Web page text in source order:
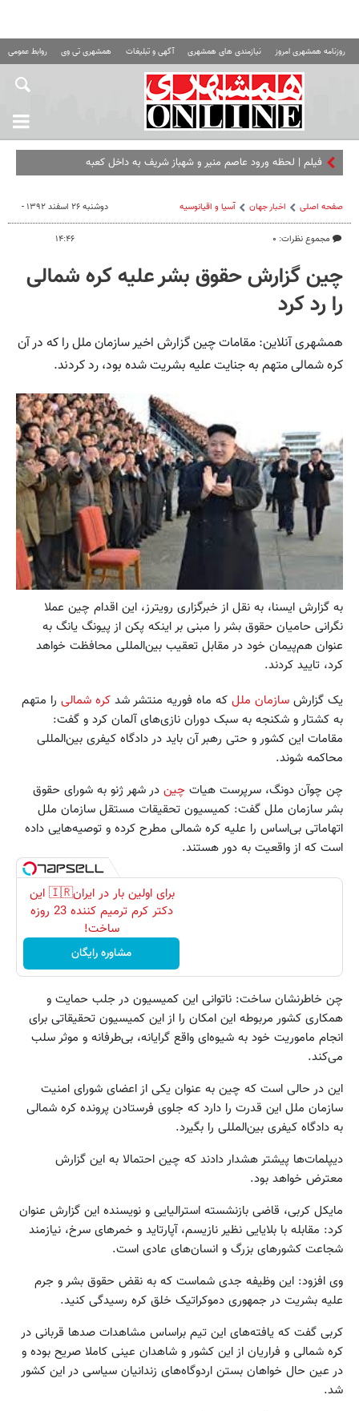
روزنامه همشهری امروز نیازمندی های همشهری آگهی و تبلیغات همشهری تی وی روابط عمومی
فیلم | لحظه ورود عاصم منیر و شهباز شریف به داخل کعبه
صفحه اصلی اخبار جهان آسیا و اقیانوسیه
مجموع نظرات: ۰
دوشنبه ۲۶ اسفند ۱۳۹۲ -
۱۴:۴۶
چین گزارش حقوق بشر علیه کره شمالی
را رد کرد
همشهری آنلاین: مقامات چین گزارش اخیر سازمان ملل را که در آن
کره شمالی متهم به جنایت علیه بشریت شده بود، رد کردند.
به گزارش ایسنا، به نقل از خبرگزاری رویترز، این اقدام چین عملا
نگرانی حامیان حقوق بشر را مبنی بر اینکه پکن از پیونگ یانگ به
عنوان هم‌پیمان خود در مقابل تعقیب بین‌المللی محافظت خواهد
کرد، تایید کردند.
یک گزارش سازمان ملل که ماه فوریه منتشر شد کره شمالی را متهم
به کشتار و شکنجه به سبک دوران نازی‌های آلمان کرد و گفت:
مقامات این کشور و حتی رهبر آن باید در دادگاه کیفری بین‌المللی
محاکمه شوند.
چن چوآن دونگ، سرپرست هیات چین در شهر ژنو به شورای حقوق
بشر سازمان ملل گفت: کمیسیون تحقیقات مستقل سازمان ملل
اتهاماتی بی‌اساس را علیه کره شمالی مطرح کرده و توصیه‌هایی داده
است که از واقعیت به دور هستند.
برای اولین بار در ایران🇮🇷 این
دکتر کرم ترمیم کننده 23 روزه
ساخت!
مشاوره رایگان
چن خاطرنشان ساخت: ناتوانی این کمیسیون در جلب حمایت و
همکاری کشور مربوطه این امکان را از این کمیسیون تحقیقاتی برای
انجام ماموریت خود به شیوه‌ای واقع گرایانه، بی‌طرفانه و موثر سلب
می‌کند.
این در حالی است که چین به عنوان یکی از اعضای شورای امنیت
سازمان ملل این قدرت را دارد که جلوی فرستادن پرونده کره شمالی
به دادگاه کیفری بین‌المللی را بگیرد.
دیپلمات‌ها پیشتر هشدار دادند که چین احتمالا به این گزارش
معترض خواهد بود.
مایکل کربی، قاضی بازنشسته استرالیایی و نویسنده این گزارش عنوان
کرد: مقابله با بلایایی نظیر نازیسم، آپارتاید و خمرهای سرخ، نیازمند
شجاعت کشورهای بزرگ و انسان‌های عادی است.
وی افزود: این وظیفه جدی شماست که به نقض حقوق بشر و جرم
علیه بشریت در جمهوری دموکراتیک خلق کره رسیدگی کنید.
کربی گفت که یافته‌های این تیم براساس مشاهدات صدها قربانی در
کره شمالی و فراریان از این کشور و شاهدان عینی کاملا صریح بوده و
در عین حال خواهان بستن اردوگاه‌های زندانیان سیاسی در این کشور
شد.